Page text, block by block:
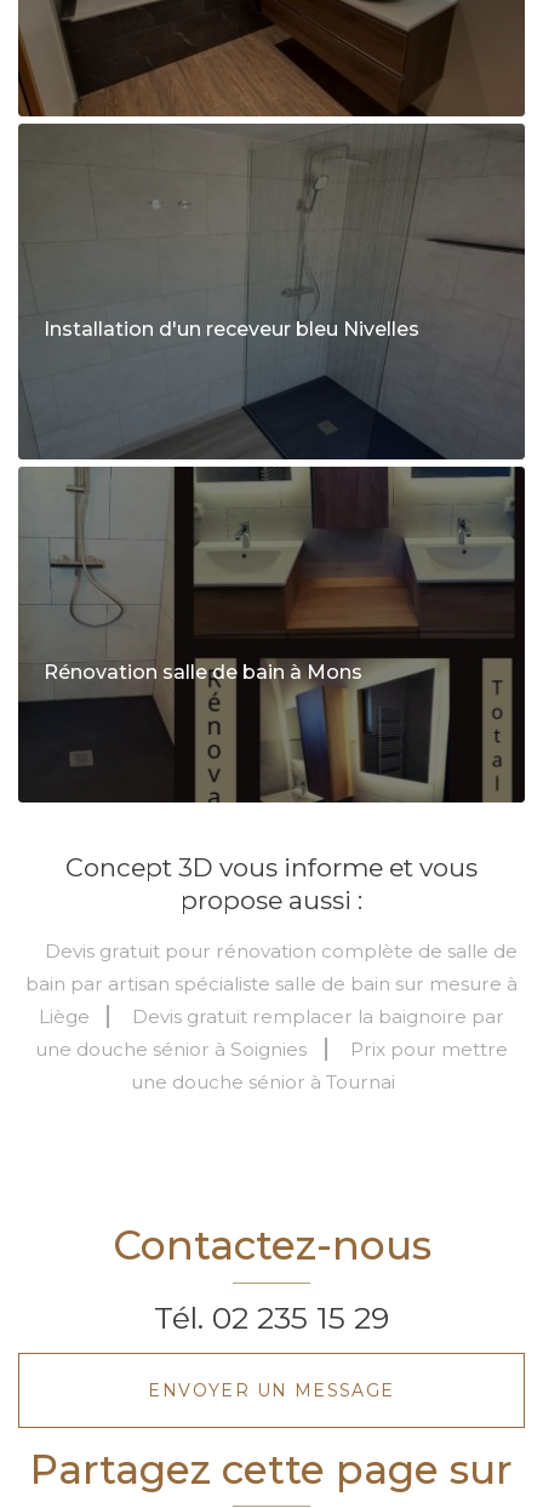
Installation d'un receveur bleu Nivelles
Rénovation salle de bain à Mons
Concept 3D vous informe et vous
propose aussi :
Devis gratuit pour rénovation complète de salle de
bain par artisan spécialiste salle de bain sur mesure à
Liège
Devis gratuit remplacer la baignoire par
une douche sénior à Soignies
Prix pour mettre
une douche sénior à Tournai
Contactez-nous
Tél. 02 235 15 29
ENVOYER UN MESSAGE
Partagez cette page sur